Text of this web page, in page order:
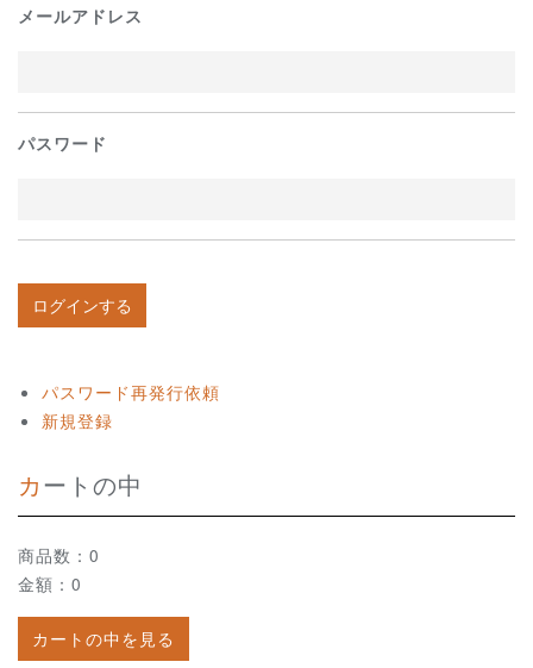
メールアドレス
パスワード
パスワード再発行依頼
新規登録
カートの中
商品数：0
金額：0
カートの中を見る